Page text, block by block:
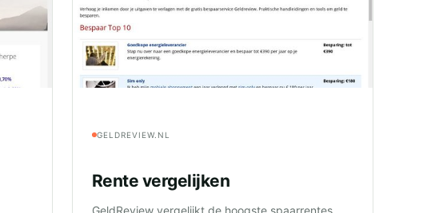
GELDREVIEW.NL
Rente vergelijken
GeldReview vergelijkt de hoogste spaarrentes,